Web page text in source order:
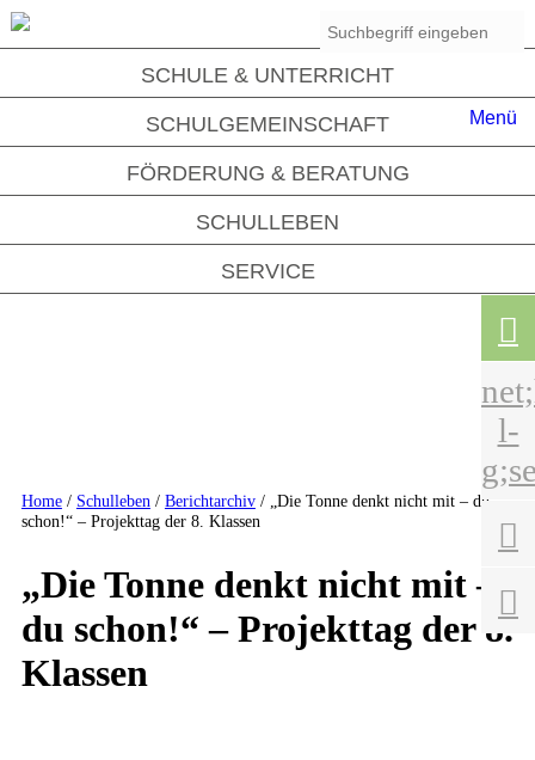
Menü
SCHULE & UNTERRICHT
SCHULGEMEINSCHAFT
FÖRDERUNG & BERATUNG
SCHULLEBEN
SERVICE
Home/ Schulleben / Berichtarchiv/ „Die Tonne denkt nicht mit – du
schon!“ – Projekttag der 8. Klassen
„Die Tonne denkt nicht mit –
du schon!“ – Projekttag der 8.
Klassen

l-

